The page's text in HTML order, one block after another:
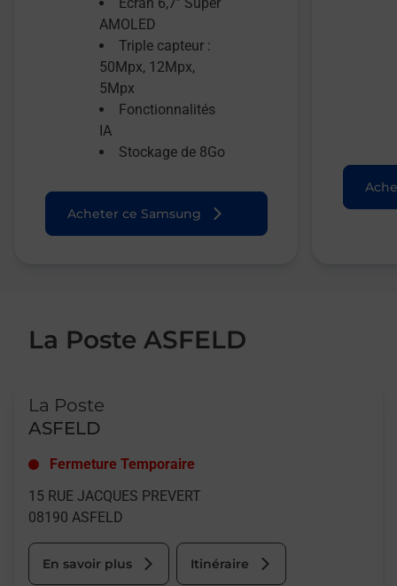
Ecran 6,7’’ Super
AMOLED
Triple capteur :
50Mpx, 12Mpx,
5Mpx
Fonctionnalités
IA
Stockage de 8Go
Acheter ce Samsung
La Poste ASFELD
La Poste
ASFELD
Fermeture Temporaire
15 RUE JACQUES PREVERT
08190 ASFELD
En savoir plus Itinéraire